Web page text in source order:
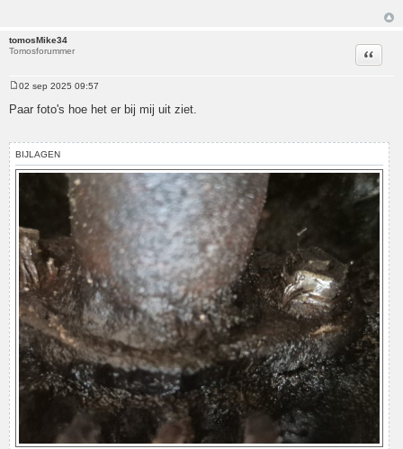
tomosMike34
Tomosforummer
Citeer
Bericht
02 sep 2025 09:57
Paar foto's hoe het er bij mij uit ziet.
BIJLAGEN